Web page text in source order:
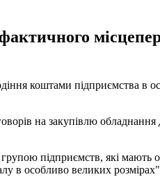
коштами підприємства в
на закупівлю
групою підприємств, які мають
в особливо великих